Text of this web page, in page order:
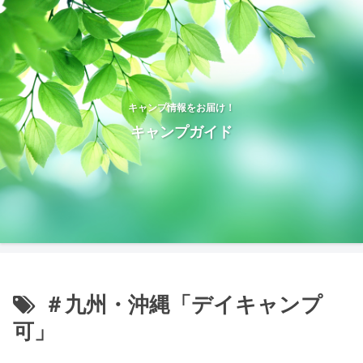
キャンプ情報をお届け！
キャンプガイド
＃九州・沖縄「デイキャンプ
可」